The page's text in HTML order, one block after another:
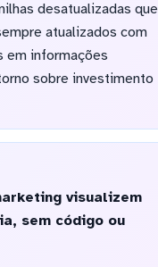
desatualizadas que
atualizados com
em informações
sobre investimento
visualizem
sem código ou